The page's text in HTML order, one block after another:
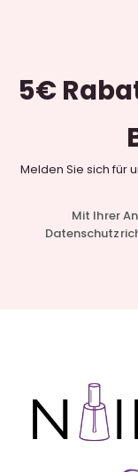
5€
Melden Sie sich für
Mit Ihrer